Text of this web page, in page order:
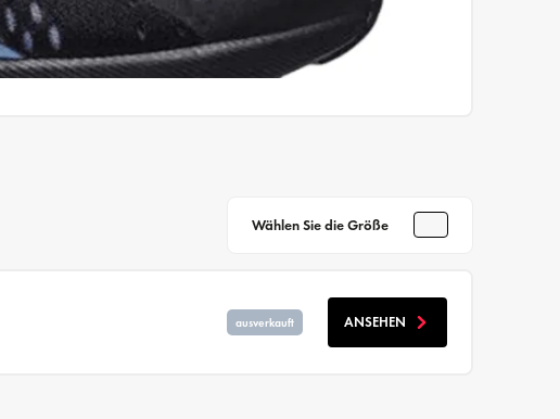
Wählen Sie die Größe
ausverkauft ANSEHEN